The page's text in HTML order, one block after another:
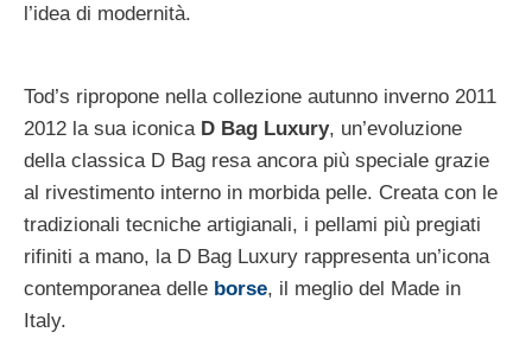
l’idea di modernità.
Tod’s ripropone nella collezione autunno inverno 2011
2012 la sua iconica D Bag Luxury, un’evoluzione
della classica D Bag resa ancora più speciale grazie
al rivestimento interno in morbida pelle. Creata con le
tradizionali tecniche artigianali, i pellami più pregiati
rifiniti a mano, la D Bag Luxury rappresenta un’icona
contemporanea delle borse, il meglio del Made in
Italy.